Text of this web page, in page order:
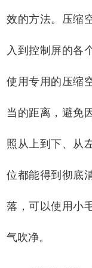
效的方法。压缩
入到控制屏的各
使用专用的压缩
当的距离，避免
照从上到下、从
位都能得到彻底
落，可以使用小
气吹净。